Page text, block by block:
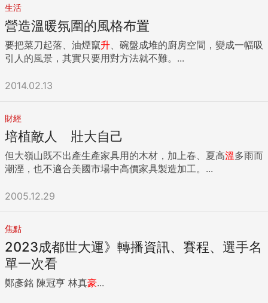
生活
營造溫暖氛圍的風格布置
要把菜刀起落、油煙竄升 、碗盤成堆的廚房空間，變成一幅吸
引人的風景，其實只要用對方法就不難。...
2014.02.13
財經
培植敵人 壯大自己
但大嶺山既不出產生產家具用的木材，加上春、夏高溫多雨而
潮溼，也不適合美國市場中高價家具製造加工。...
2005.12.29
焦點
2023成都世大運》轉播資訊、賽程、選手名
單一次看
鄭彥銘 陳冠亨 林真豪...